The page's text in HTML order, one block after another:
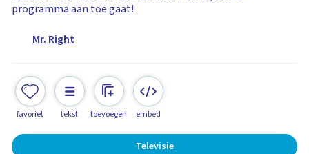
programma aan toe gaat!
Mr. Right
favoriet tekst toevoegen embed
Televisie